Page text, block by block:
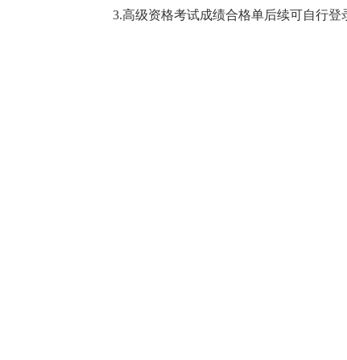
3.高级资格考试成绩合格单后续可自行登